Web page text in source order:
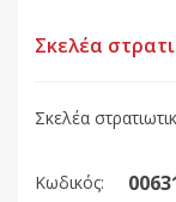
Σκελέα
Σκελέα
Κωδικός: